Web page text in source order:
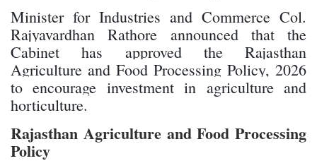
Minister for Industries and Commerce Col.
Rajyavardhan Rathore announced that the
Cabinet has approved the Rajasthan
Agriculture and Food Processing Policy, 2026
to encourage investment in agriculture and
horticulture.
Rajasthan Agriculture and Food Processing
Policy